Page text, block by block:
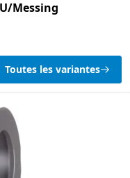
Messing
Toutes les variantes